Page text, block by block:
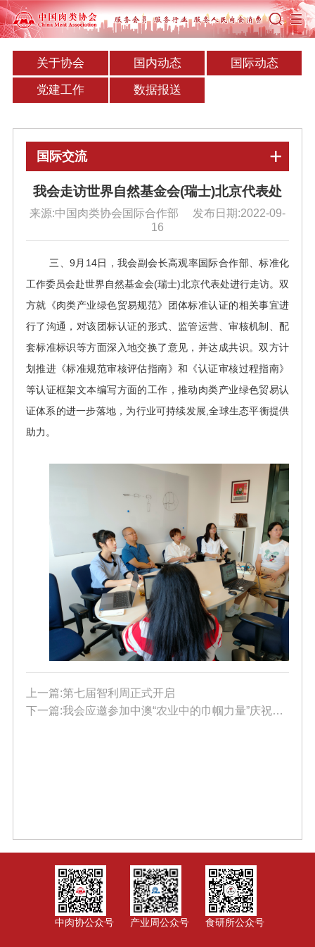
关于协会 国内动态 国际动态
党建工作 数据报送
国际交流
我会走访世界自然基金会(瑞士)北京代表处
来源:中国肉类协会国际合作部 发布日期:2022-09-
16
三、9月14日，我会副会长高观率国际合作部、标准化
工作委员会赴世界自然基金会(瑞士)北京代表处进行走访。双
方就《肉类产业绿色贸易规范》团体标准认证的相关事宜进
行了沟通，对该团标认证的形式、监管运营、审核机制、配
套标准标识等方面深入地交换了意见，并达成共识。双方计
划推进《标准规范审核评估指南》和《认证审核过程指南》
等认证框架文本编写方面的工作，推动肉类产业绿色贸易认
证体系的进一步落地，为行业可持续发展,全球生态平衡提供
助力。
上一篇:第七届智利周正式开启
下一篇:我会应邀参加中澳“农业中的巾帼力量”庆祝活动
中肉协公众号 产业周公众号 食研所公众号